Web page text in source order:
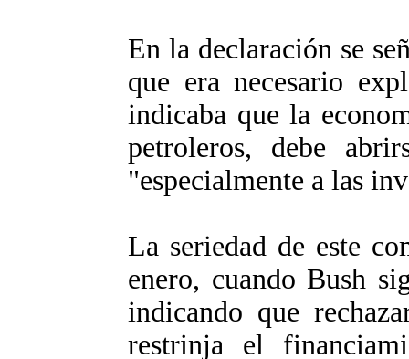
En la declaración se
que era necesario
indicaba que la
petroleros, debe
"especialmente a las
La seriedad de este
enero, cuando Bush
indicando que
restrinja el